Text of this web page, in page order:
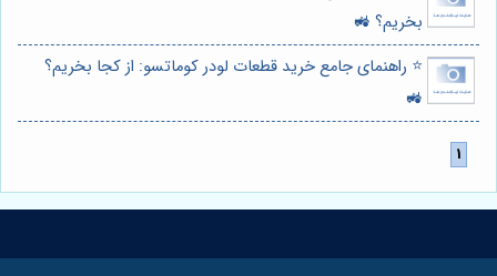
بخریم؟ 🚜
⭐️ راهنمای جامع خرید قطعات لودر کوماتسو: از کجا بخریم؟
🚜